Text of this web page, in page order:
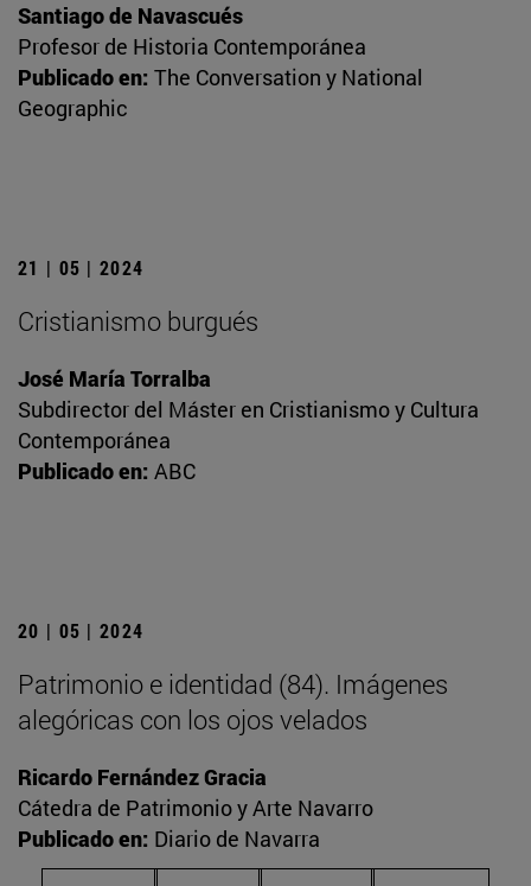
Santiago de Navascués
Profesor de Historia Contemporánea
Publicado en: The Conversation y National
Geographic
21 | 05 | 2024
Cristianismo burgués
José María Torralba
Subdirector del Máster en Cristianismo y Cultura
Contemporánea
Publicado en: ABC
20 | 05 | 2024
Patrimonio e identidad (84). Imágenes
alegóricas con los ojos velados
Ricardo Fernández Gracia
Cátedra de Patrimonio y Arte Navarro
Publicado en: Diario de Navarra